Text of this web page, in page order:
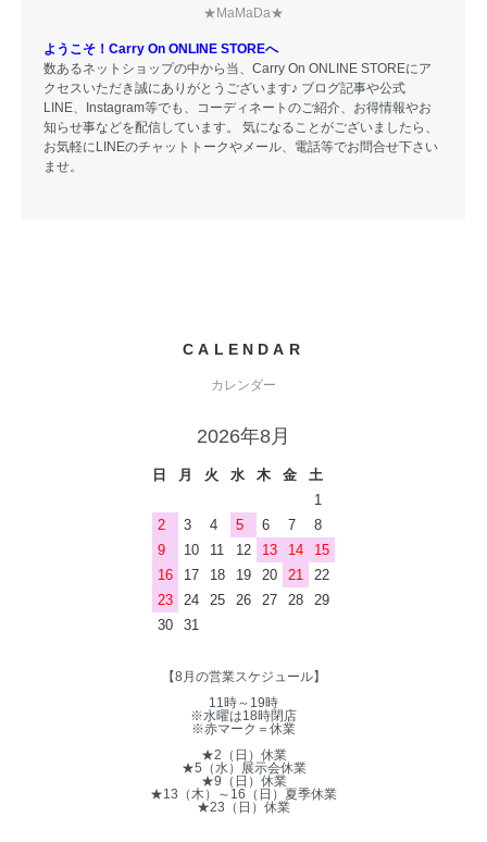
★MaMaDa★
ようこそ！Carry On ONLINE STOREへ
数あるネットショップの中から当、Carry On ONLINE STOREにア
クセスいただき誠にありがとうございます♪ ブログ記事や公式
LINE、Instagram等でも、コーディネートのご紹介、お得情報やお
知らせ事などを配信しています。 気になることがございましたら、
お気軽にLINEのチャットトークやメール、電話等でお問合せ下さい
ませ。
CALENDAR
カレンダー
2026年8月
日 月 火 水 木 金
土
1
2
3 4 5 6 7
8
9
10 11 12 13 14
15
16
17 18 19 20 21
22
23
24 25 26 27 28
29
30
31
【8月の営業スケジュール】
11時～19時
※水曜は18時閉店
※赤マーク＝休業
★2（日）休業
★5（水）展示会休業
★9（日）休業
★13（木）～16（日）夏季休業
★23（日）休業